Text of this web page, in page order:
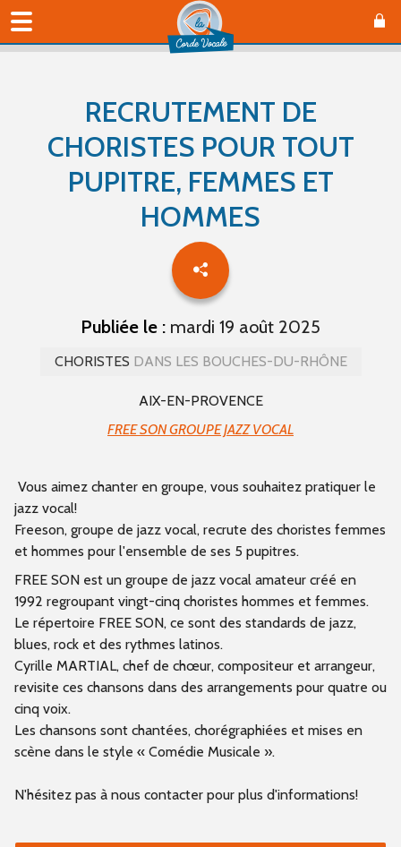
RECRUTEMENT DE
CHORISTES POUR TOUT
PUPITRE, FEMMES ET
HOMMES
Publiée le : mardi 19 août 2025
CHORISTES DANS LES BOUCHES-DU-RHÔNE
AIX-EN-PROVENCE
FREE SON GROUPE JAZZ VOCAL
Vous aimez chanter en groupe, vous souhaitez pratiquer le
jazz vocal!
Freeson, groupe de jazz vocal, recrute des choristes femmes
et hommes pour l'ensemble de ses 5 pupitres.
FREE SON est un groupe de jazz vocal amateur créé en
1992 regroupant vingt-cinq choristes hommes et femmes.
Le répertoire FREE SON, ce sont des standards de jazz,
blues, rock et des rythmes latinos.
Cyrille MARTIAL, chef de chœur, compositeur et arrangeur,
revisite ces chansons dans des arrangements pour quatre ou
cinq voix.
Les chansons sont chantées, chorégraphiées et mises en
scène dans le style « Comédie Musicale ».
N'hésitez pas à nous contacter pour plus d'informations!